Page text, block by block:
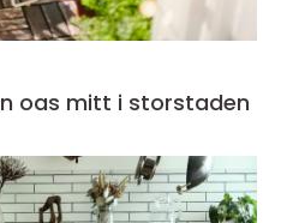
oas mitt i storstaden